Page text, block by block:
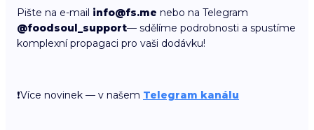
Pište na e-mail info@fs.me nebo na Telegram
@foodsoul_support— sdělíme podrobnosti a spustíme
komplexní propagaci pro vaši dodávku!
❗️Více novinek — v našem Telegram kanálu